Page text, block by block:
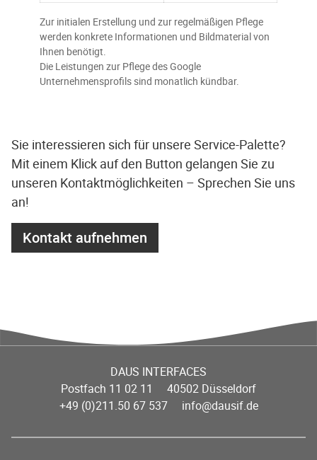
Zur initialen Erstellung und zur regelmäßigen Pflege
werden konkrete Informationen und Bildmaterial von
Ihnen benötigt.
Die Leistungen zur Pflege des Google
Unternehmensprofils sind monatlich kündbar.
Sie interessieren sich für unsere Service-Palette?
Mit einem Klick auf den Button gelangen Sie zu
unseren Kontaktmöglichkeiten – Sprechen Sie uns
an!
Kontakt aufnehmen
DAUS INTERFACES
Postfach 11 02 11 40502 Düsseldorf
+49 (0)211.50 67 537 info@dausif.de